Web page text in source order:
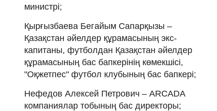
министрі;
Қырғызбаева Бегайым Сапарқызы –
Қазақстан әйелдер құрамасының экс-
капитаны, футболдан Қазақстан әйелдер
құрамасының бас бапкерінің көмекшісі,
"Оқжетпес" футбол клубының бас бапкері;
Нефедов Алексей Петрович – ARCADA
компаниялар тобының бас директоры;